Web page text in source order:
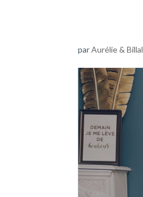
parAurélie & Billal